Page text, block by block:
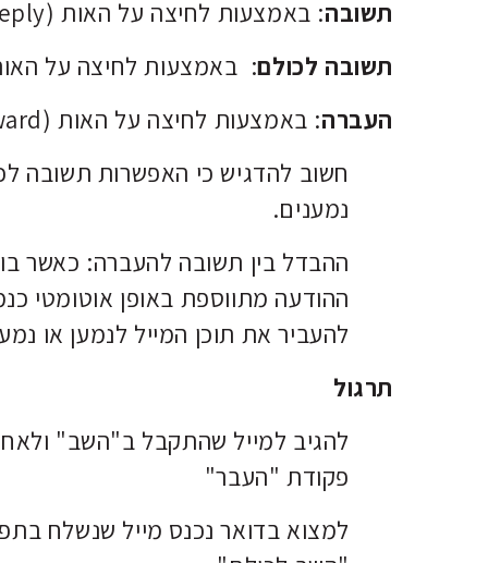
תשובה: באמצעות לחיצה על האות eply).
תשובה לכולם: באמצעות לחיצה על
העברה: באמצעות לחיצה על האות
חשוב להדגיש כי האפשרות תשובה
נמענים.
ההבדל בין תשובה להעברה: כאשר
ההודעה מתווספת באופן אוטומטי
להעביר את תוכן המייל לנמען או
תרגול
להגיב למייל שהתקבל ב"השב"
פקודת "העבר"
למצוא בדואר נכנס מייל שנשלח